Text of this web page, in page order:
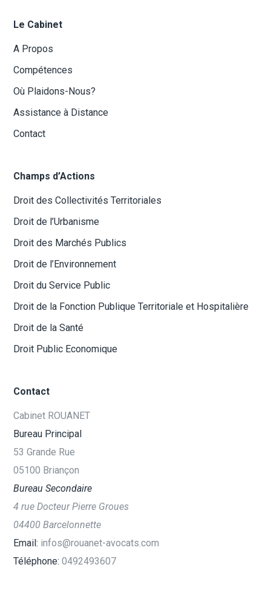
Le Cabinet
A Propos
Compétences
Où Plaidons-Nous?
Assistance à Distance
Contact
Champs d’Actions
Droit des Collectivités Territoriales
Droit de l’Urbanisme
Droit des Marchés Publics
Droit de l’Environnement
Droit du Service Public
Droit de la Fonction Publique Territoriale et Hospitalière
Droit de la Santé
Droit Public Economique
Contact
Cabinet ROUANET
Bureau Principal
53 Grande Rue
05100 Briançon
Bureau Secondaire
4 rue Docteur Pierre Groues
04400 Barcelonnette
Email: infos@rouanet-avocats.com
Téléphone: 0492493607